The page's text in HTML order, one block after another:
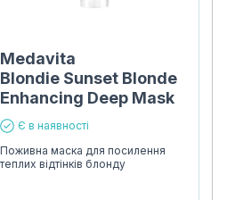
Medavita
Blondie Sunset Blonde
Enhancing Deep Mask
Є в наявності
Поживна маска для посилення
теплих відтінків блонду